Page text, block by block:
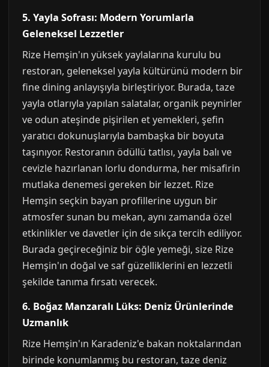
5. Yayla Sofrası: Modern Yorumlarla
Geleneksel Lezzetler
Rize Hemşin'ın yüksek yaylalarına kurulu bu
restoran, geleneksel yayla kültürünü modern bir
fine dining anlayışıyla birleştiriyor. Burada, taze
yayla otlarıyla yapılan salatalar, organik peynirler
ve odun ateşinde pişirilen et yemekleri, şefin
yaratıcı dokunuşlarıyla bambaşka bir boyuta
taşınıyor. Restoranın ödüllü tatlısı, yayla balı ve
cevizle hazırlanan lorlu dondurma, her misafirin
mutlaka denemesi gereken bir lezzet. Rize
Hemşin seçkin bayan profillerine uygun bir
atmosfer sunan bu mekan, aynı zamanda özel
etkinlikler ve davetler için de sıkça tercih ediliyor.
Burada geçireceğiniz bir öğle yemeği, size Rize
Hemşin'ın doğal ve saf güzelliklerini en lezzetli
şekilde tanıma fırsatı verecek.
6. Boğaz Manzaralı Lüks: Deniz Ürünlerinde
Uzmanlık
Rize Hemşin'ın Karadeniz'e bakan noktalarından
birinde konumlanmış bu restoran, taze deniz